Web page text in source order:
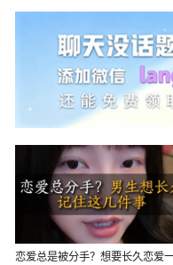
恋爱总是被分手？想要长久恋爱